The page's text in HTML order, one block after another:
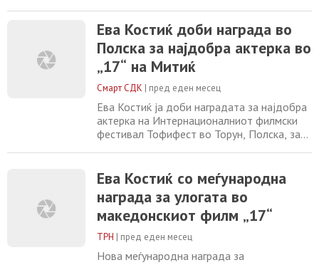
именувана по еден човек – Мето
Јовановски, кој играше во лига на светски
шампиони, рече актерот Тони Наумовски,
годинашниот добитник на наградата
„Мето Јовановски“ за
Ева Костиќ доби награда во
Полска за најдобра актерка во
„17“ на Митиќ
Смарт СДК | пред еден месец
Ева Костиќ ја доби наградата за најдобра
актерка на Интернационалниот филмски
фестивал Тофифест во Торун, Полска, за
беше прикажан во главната
натпреварувачка програма. Во наредниот
период ќе се прикаже на фестивалите во
Ерусалим и Мајорка. Во мај, „17“ освои
Ева Костиќ со меѓународна
награда за улогата во
македонскиот филм „17“
ТРН | пред еден месец
Нова меѓународна награда за